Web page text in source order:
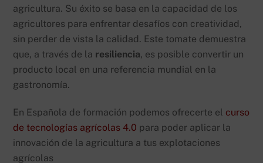
agricultura. Su éxito se basa en la capacidad de los
agricultores para enfrentar desafíos con creatividad,
sin perder de vista la calidad. Este tomate demuestra
que, a través de la resiliencia, es posible convertir un
producto local en una referencia mundial en la
gastronomía.
En Española de formación podemos ofrecerte el curso
de tecnologías agrícolas 4.0 para poder aplicar la
innovación de la agricultura a tus explotaciones
agrícolas